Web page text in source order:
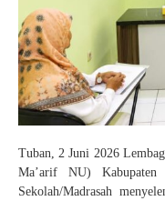
Tuban, 2 Juni 2026
Ma’arif NU)
Sekolah/Madrasah